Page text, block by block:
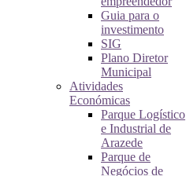
Guia para o
investimento
SIG
Plano Diretor
Municipal
Atividades
Económicas
Parque Logístico
e Industrial de
Arazede
Parque de
Negócios de